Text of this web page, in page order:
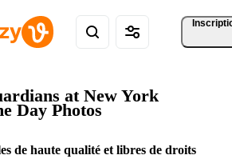
at New York
Day Photos
de haute qualité et libres de droits